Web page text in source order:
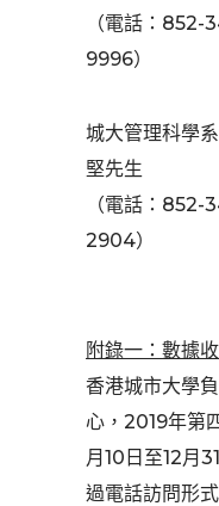
（電話：
9996）
城大管理科學
堅先生
（電話：
2904）
附錄一：數據
香港城市大學
心，2019年第
月10日至12月
過電話訪問形